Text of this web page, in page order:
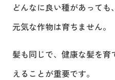
どんなに良い種があって
元気な作物は育ちません。
髪も同じで、健康な髪を
えることが重要です。